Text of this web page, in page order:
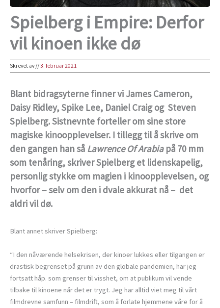
Spielberg i Empire: Derfor
vil kinoen ikke dø
Skrevet av//3. februar 2021
Blant bidragsyterne finner vi James Cameron,
Daisy Ridley, Spike Lee, Daniel Craig og Steven
Spielberg. Sistnevnte forteller om sine store
magiske kinoopplevelser. I tillegg til å skrive om
den gangen han så Lawrence Of Arabiapå 70 mm
som tenåring, skriver Spielberg et lidenskapelig,
personlig stykke om magien i kinoopplevelsen, og
hvorfor – selv om den i dvale akkurat nå – det
aldri vil dø.
Blant annet skriver Spielberg:
“I den nåværende helsekrisen, der kinoer lukkes eller tilgangen er
drastisk begrenset på grunn av den globale pandemien, har jeg
fortsatt håp. som grenser til visshet, om at publikum vil vende
tilbake til kinoene når det er trygt. Jeg har alltid viet meg til vårt
filmdrevne samfunn – filmdrift, som å forlate hjemmene våre for å